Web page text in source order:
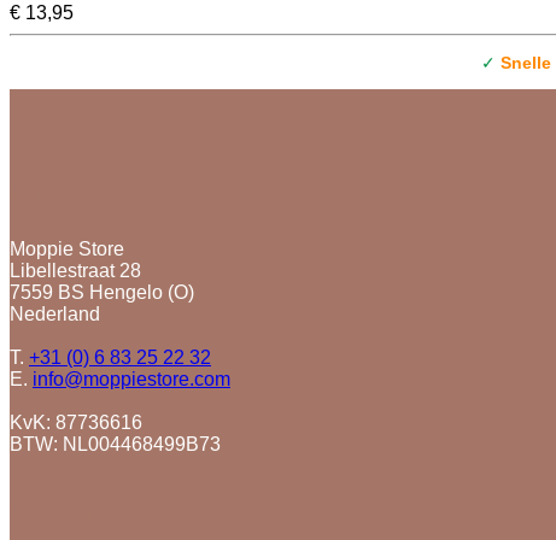
€ 13,95
✓ Snelle
Moppie Store
Libellestraat 28
7559 BS Hengelo (O)
Nederland
T. +31 (0) 6 83 25 22 32
E. info@moppiestore.com
KvK: 87736616
BTW: NL004468499B73